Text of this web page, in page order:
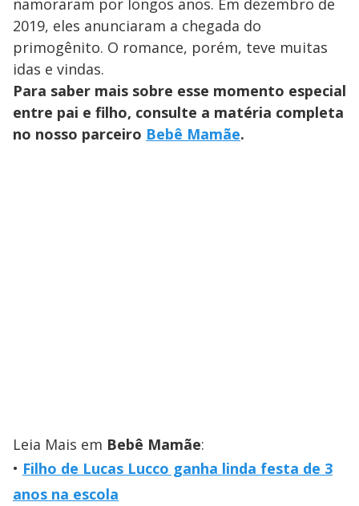
2019, eles anunciaram a chegada do
primogênito. O romance, porém, teve muitas
idas e vindas.
Para saber mais sobre esse momento especial
entre pai e filho, consulte a matéria completa
no nosso parceiro Bebê Mamãe.
Leia Mais em Bebê Mamãe:
Filho de Lucas Lucco ganha linda festa de 3
anos na escola